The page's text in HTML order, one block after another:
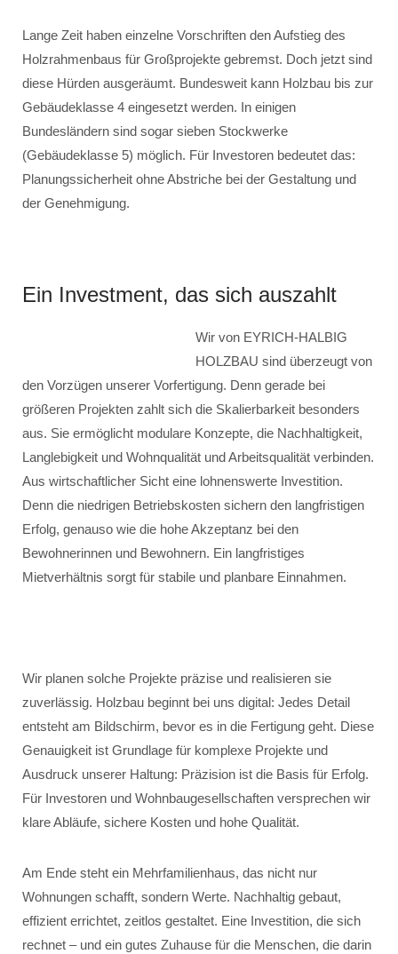
Lange Zeit haben einzelne Vorschriften den Aufstieg des
Holzrahmenbaus für Großprojekte gebremst. Doch jetzt sind
diese Hürden ausgeräumt. Bundesweit kann Holzbau bis zur
Gebäudeklasse 4 eingesetzt werden. In einigen
Bundesländern sind sogar sieben Stockwerke
(Gebäudeklasse 5) möglich. Für Investoren bedeutet das:
Planungssicherheit ohne Abstriche bei der Gestaltung und
der Genehmigung.
Ein Investment, das sich auszahlt
Wir von EYRICH-HALBIG
HOLZBAU sind überzeugt von
den Vorzügen unserer Vorfertigung. Denn gerade bei
größeren Projekten zahlt sich die Skalierbarkeit besonders
aus. Sie ermöglicht modulare Konzepte, die Nachhaltigkeit,
Langlebigkeit und Wohnqualität und Arbeitsqualität verbinden.
Aus wirtschaftlicher Sicht eine lohnenswerte Investition.
Denn die niedrigen Betriebskosten sichern den langfristigen
Erfolg, genauso wie die hohe Akzeptanz bei den
Bewohnerinnen und Bewohnern. Ein langfristiges
Mietverhältnis sorgt für stabile und planbare Einnahmen.
Wir planen solche Projekte präzise und realisieren sie
zuverlässig. Holzbau beginnt bei uns digital: Jedes Detail
entsteht am Bildschirm, bevor es in die Fertigung geht. Diese
Genauigkeit ist Grundlage für komplexe Projekte und
Ausdruck unserer Haltung: Präzision ist die Basis für Erfolg.
Für Investoren und Wohnbaugesellschaften versprechen wir
klare Abläufe, sichere Kosten und hohe Qualität.
Am Ende steht ein Mehrfamilienhaus, das nicht nur
Wohnungen schafft, sondern Werte. Nachhaltig gebaut,
effizient errichtet, zeitlos gestaltet. Eine Investition, die sich
rechnet – und ein gutes Zuhause für die Menschen, die darin